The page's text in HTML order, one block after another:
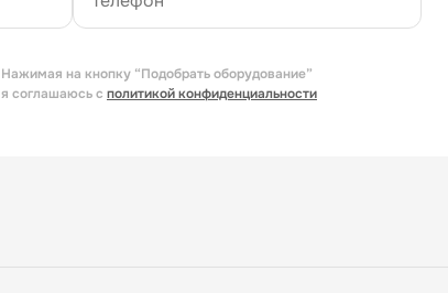
Нажимая на кнопку “Подобрать оборудование”
я соглашаюсь с политикой конфиденциальности